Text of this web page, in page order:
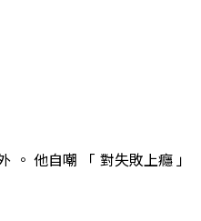
。 他自嘲 「 對失敗上癮